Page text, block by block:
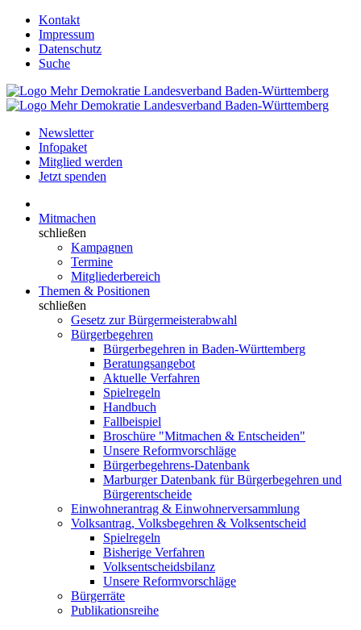
Kontakt
Impressum
Datenschutz
Suche
Newsletter
Infopaket
Mitglied werden
Jetzt spenden
Mitmachen
schließen
Kampagnen
Termine
Mitgliederbereich
Themen & Positionen
schließen
Gesetz zur Bürgermeisterabwahl
Bürgerbegehren
Bürgerbegehren in Baden-Württemberg
Beratungsangebot
Aktuelle Verfahren
Spielregeln
Handbuch
Fallbeispiel
Broschüre "Mitmachen & Entscheiden"
Unsere Reformvorschläge
Bürgerbegehrens-Datenbank
Marburger Datenbank für Bürgerbegehren und
Bürgerentscheide
Einwohnerantrag & Einwohnerversammlung
Volksantrag, Volksbegehren & Volksentscheid
Spielregeln
Bisherige Verfahren
Volksentscheidsbilanz
Unsere Reformvorschläge
Bürgerräte
Publikationsreihe